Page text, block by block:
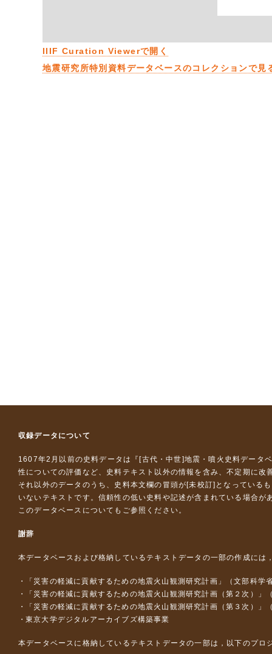
IIIF Curation Viewerで開く
地震研究所特別資料データベースのコレクションで見
収録データについて
1607年2月以前の史料データは『 [古代・中世]地震・噴火史料データ
性についての評価など、史料テキスト以外の情報を含み、不定期に改
それ以外のデータのうち、史料本文欄の冒頭が[未校訂]となっている
いないテキストです。信頼性の低い史料や記述が含まれている場合が
このデータベースについて もご参照ください。
謝辞
本データベースおよび格納しているテキストデータの一部の作成には
「災害の軽減に貢献するための地震火山観測研究計画」（文部科学
「災害の軽減に貢献するための地震火山観測研究計画（第２次）」
「災害の軽減に貢献するための地震火山観測研究計画（第３次）」
東京大学デジタルアーカイブズ構築事業
本データベースに格納しているテキストデータの一部は，以下のプロ